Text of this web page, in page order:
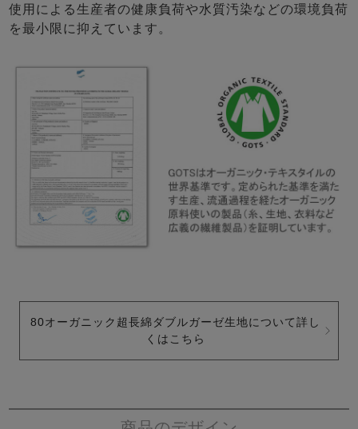
使用による生産者の健康負荷や水質汚染などの環境負荷
を最小限に抑えています。
80オーガニック超長綿ダブルガーゼ生地について詳し
くはこちら